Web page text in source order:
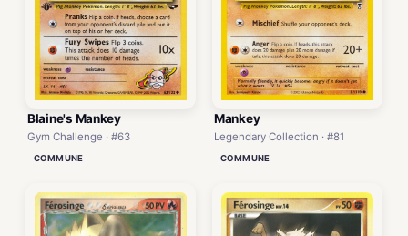
Blaine's Mankey
Gym Challenge · #63
COMMUNE
Mankey
Legendary Collection · #81
COMMUNE